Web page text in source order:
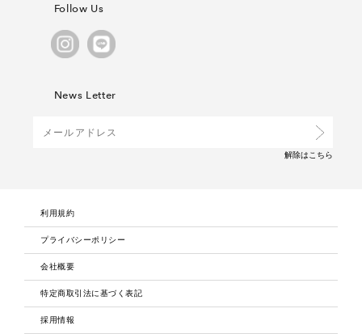
Follow Us
News Letter
解除は こちら
利用規約
プライバシーポリシー
会社概要
特定商取引法に基づく表記
採用情報